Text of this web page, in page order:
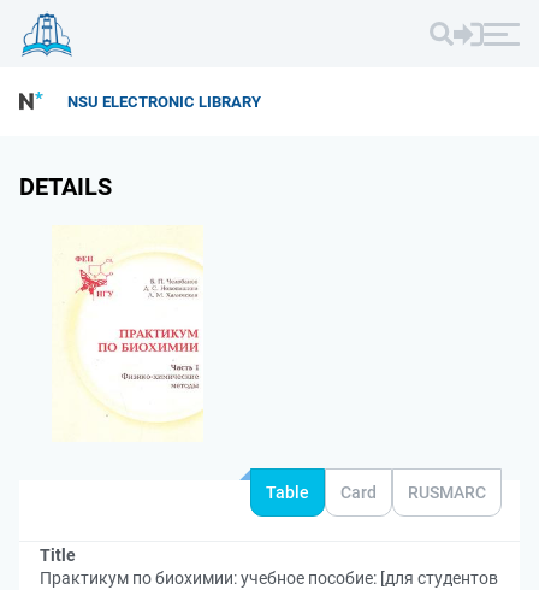
NSU ELECTRONIC LIBRARY
DETAILS
Table Card RUSMARC
Title
Практикум по биохимии: учебное пособие: [для студентов